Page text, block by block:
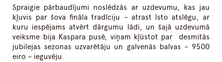
Spraigie pārbaudījumi noslēdzās ar uzdevumu, kas jau
kļuvis par šova fināla tradīciju – atrast īsto atslēgu, ar
kuru iespējams atvērt dārgumu lādi, un šajā uzdevumā
veiksme bija Kaspara pusē, viņam kļūstot par desmitās
jubilejas sezonas uzvarētāju un galvenās balvas – 9500
eiro – ieguvēju.